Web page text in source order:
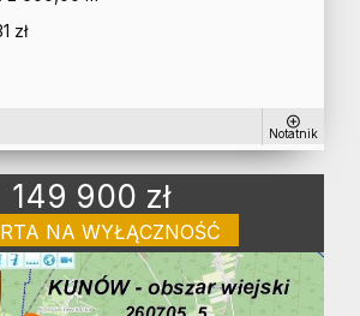
zł
Notatnik
149 900 zł
NA WYŁĄCZNOŚĆ
działka na sprzedaż